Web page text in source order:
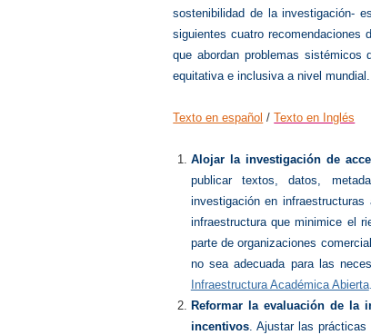
sostenibilidad de la investigación-
siguientes cuatro recomendaciones
que abordan problemas sistémicos
equitativa e inclusiva a nivel mundial.
Texto en español /Texto en Inglés
Alojar la investigación de
publicar textos, datos,
investigación en
infraestructura que minimice el
parte de organizaciones
no sea adecuada para las
Infraestructura Académica Abierta.
Reformar la evaluación de la
incentivos. Ajustar las prácticas